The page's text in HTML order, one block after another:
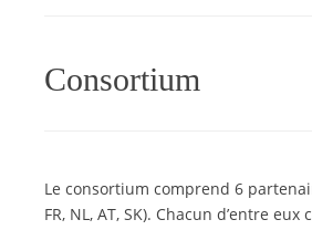
Consortium
Le consortium comprend 6
FR, NL, AT, SK). Chacun d’entre